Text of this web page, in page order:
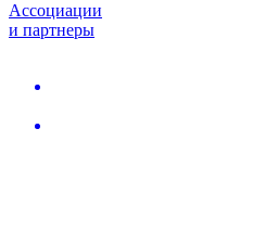
Ассоциации
и партнеры